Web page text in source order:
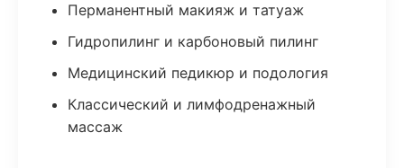
Перманентный макияж и татуаж
Гидропилинг и карбоновый пилинг
Медицинский педикюр и подология
Классический и лимфодренажный
массаж